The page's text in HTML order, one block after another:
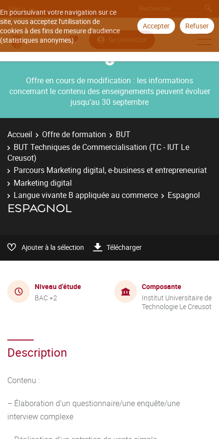
En poursuivant votre navigation sur ce
site, vous acceptez l'utilisation de
cookies à des fins de mesure d'audience
(statistiques anonymes).
Accepter Refuser
Aller à
Se connecter
Offre en cours de modification : les informations
concernant le contenu des enseignements peuvent évoluer
jusqu’au 30 septembre
Accueil Offre de formation
BUT
BUT Techniques de Commercialisation (TC - IUT Le
Creusot)
Parcours Marketing digital, e-business et entrepreneuriat
Marketing digital
Langue vivante B appliquée au commerce
Espagnol
ESPAGNOL
Ajouter à la sélection Télécharger
Niveau d'étude
BAC +2
Composante
Institut Universitaire de
Technologie Le Creusot
Description
Contenu :
– Élaboration d’un questionnaire/une enquête/une
interview complexe